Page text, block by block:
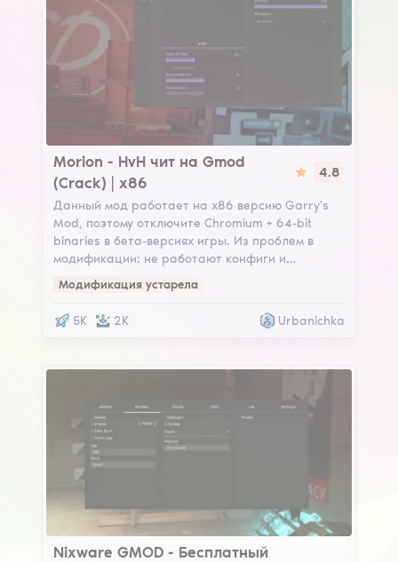
Morion
Morion - HvH чит на Gmod
(Crack) | x86
4.8
Данный мод работает на x86 версию Garry's
Mod, поэтому отключите Chromium + 64-bit
binaries в бета-версиях игры. Из проблем в
модификации: не работают конфиги и…
Модификация устарела
5K 2K Urbanichka
Nixware GMOD
Nixware GMOD - Бесплатный